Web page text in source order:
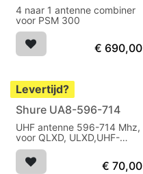
4 naar 1 antenne combiner
voor PSM 300
€ 690,00
Levertijd?
Shure UA8-596-714
UHF antenne 596-714 Mhz,
voor QLXD, ULXD,UHF-
R,PSM900
€ 70,00